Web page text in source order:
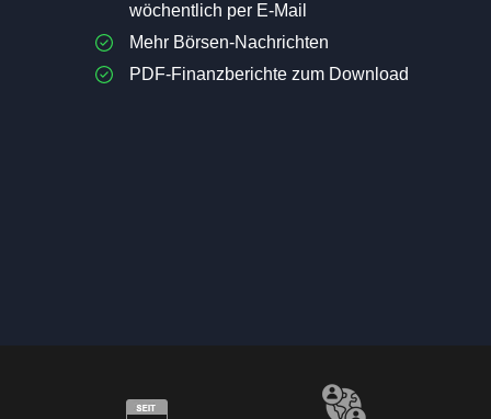
wöchentlich per E-Mail
Mehr Börsen-Nachrichten
PDF-Finanzberichte zum Download